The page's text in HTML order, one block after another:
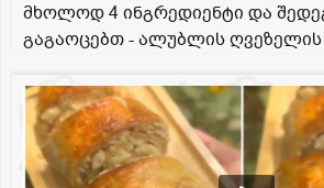
მხოლოდ 4 ინგრედიენტი და
გაგაოცებთ - ალუბლის ღვეზელის